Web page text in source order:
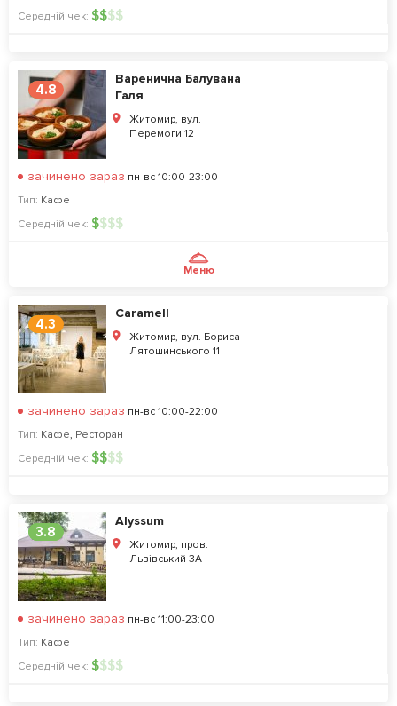
Середній чек: $$$$
4.8
Варенична Балувана
Галя
Житомир, вул.
Перемоги 12
зачинено зараз пн-вс 10:00-23:00
Тип: Кафе
Середній чек: $$$$
Меню
4.3
Caramell
Житомир, вул. Бориса
Лятошинського 11
зачинено зараз пн-вс 10:00-22:00
Тип: Кафе, Ресторан
Середній чек: $$$$
3.8
Alyssum
Житомир, пров.
Львівський 3А
зачинено зараз пн-вс 11:00-23:00
Тип: Кафе
Середній чек: $$$$